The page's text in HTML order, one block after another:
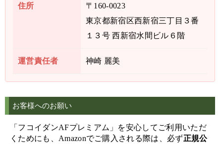
住所
〒160-0023
東京都新宿区西新宿三丁目３番
１３号 西新宿水間ビル６階
運営責任者 神崎 麗美
お客様へのお願い
「フコイダンAFプレミアム」を安心してご利用いただ
くためにも、Amazonでご購入される際は、必ず正規公